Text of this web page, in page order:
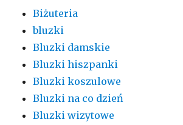
Biżuteria
bluzki
Bluzki damskie
Bluzki hiszpanki
Bluzki koszulowe
Bluzki na co dzień
Bluzki wizytowe